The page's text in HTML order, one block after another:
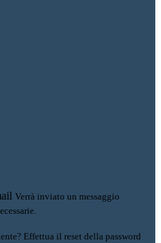
Verrà inviato un messaggio
Effettua il reset della password